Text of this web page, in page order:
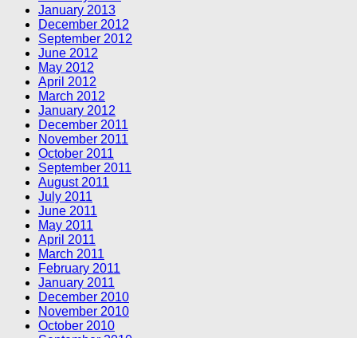
January 2013
December 2012
September 2012
June 2012
May 2012
April 2012
March 2012
January 2012
December 2011
November 2011
October 2011
September 2011
August 2011
July 2011
June 2011
May 2011
April 2011
March 2011
February 2011
January 2011
December 2010
November 2010
October 2010